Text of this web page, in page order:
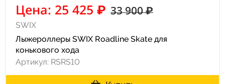
Цена: 25 425 ₽ 33 900 ₽
SWIX
Лыжероллеры SWIX Roadline Skate для
конькового хода
Артикул: RSRS10